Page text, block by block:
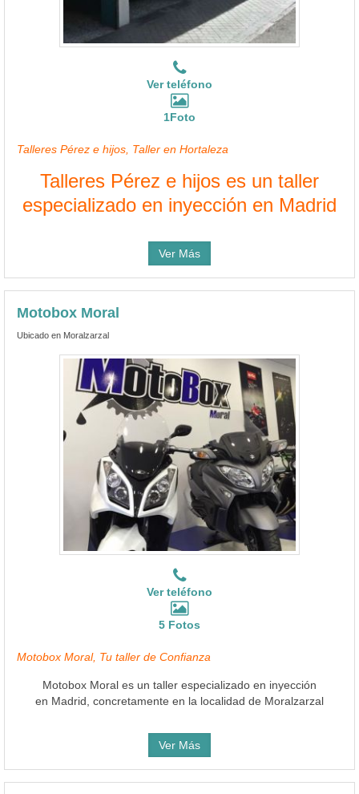
Ver teléfono
1Foto
Talleres Pérez e hijos, Taller en Hortaleza
Talleres Pérez e hijos es un taller
especializado en inyección en Madrid
Ver Más
Motobox Moral
Ubicado en Moralzarzal
Ver teléfono
5 Fotos
Motobox Moral, Tu taller de Confianza
Motobox Moral es un taller especializado en inyección
en Madrid, concretamente en la localidad de Moralzarzal
Ver Más